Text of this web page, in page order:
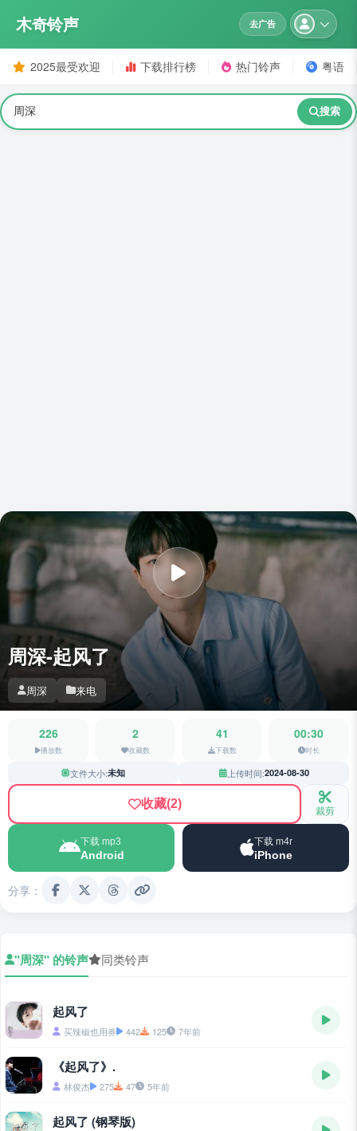
木奇铃声 去广告
2025最受欢迎 下载排行榜 热门铃声 粤语
搜索
周深-起风了
周深 来电
226
播放数
2
收藏数
41
下载数
00:30
时长
文件大小:未知 上传时间:2024-08-30
收藏(2) 裁剪
下载 mp3
Android
下载 m4r
iPhone
分享：
"周深" 的铃声 同类铃声
起风了
买辣椒也用券 442 125 7年前
《起风了》.
林俊杰 275 47 5年前
起风了 (钢琴版)